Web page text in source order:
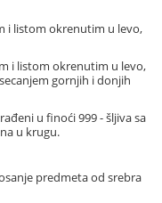
i listom okrenutim u levo,
i listom okrenutim u levo,
gornjih i donjih
u finoći 999 - šljiva sa
u krugu.
predmeta od srebra